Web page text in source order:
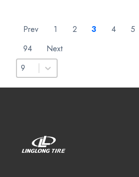
Prev 1 2 3 4 5
94
Next
Select number per page
9
Select number per page